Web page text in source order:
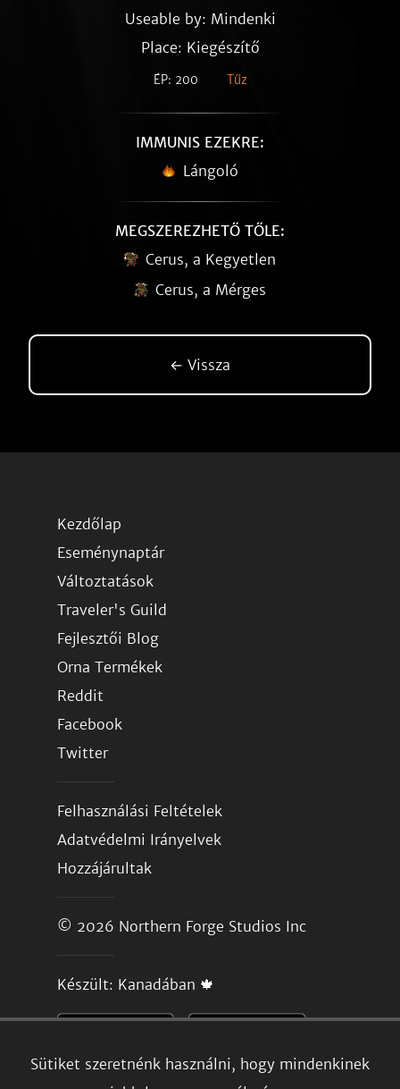
Sütiket szeretnénk használni, hogy mindenkinek
Useable by: Mindenki
Place: Kiegészítő
ÉP: 200 Tűz
IMMUNIS EZEKRE:
Lángoló
MEGSZEREZHETŐ TŐLE:
Cerus, a Kegyetlen
Cerus, a Mérges
← Vissza
Kezdőlap
Eseménynaptár
Változtatások
Traveler's Guild
Fejlesztői Blog
Orna Termékek
Reddit
Facebook
Twitter
Felhasználási Feltételek
Adatvédelmi Irányelvek
Hozzájárultak
© 2026 Northern Forge Studios Inc
Készült: Kanadában 🍁